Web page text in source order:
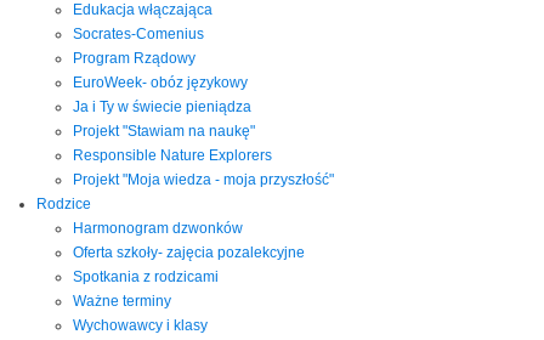
Edukacja włączająca
Socrates-Comenius
Program Rządowy
EuroWeek- obóz językowy
Ja i Ty w świecie pieniądza
Projekt "Stawiam na naukę"
Responsible Nature Explorers
Projekt "Moja wiedza - moja przyszłość"
Rodzice
Harmonogram dzwonków
Oferta szkoły- zajęcia pozalekcyjne
Spotkania z rodzicami
Ważne terminy
Wychowawcy i klasy